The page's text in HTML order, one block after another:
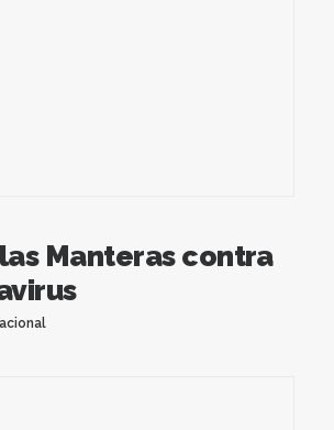
Manteras contra